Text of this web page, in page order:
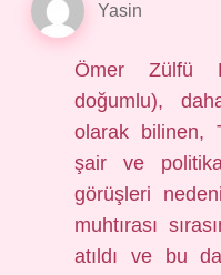
Yasin
Ömer Zülfü
doğumlu),
olarak bilinen,
şair ve
görüşleri
muhtırası
atıldı ve bu